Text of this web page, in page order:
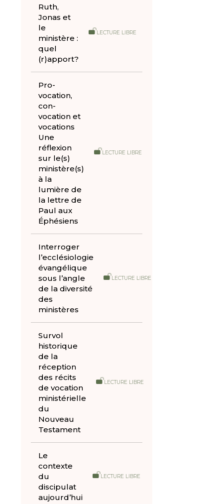
Ruth,
Jonas et
le
ministère :
quel
(r)apport?
LECTURE LIBRE
Pro-
vocation,
con-
vocation et
vocations
Une
réflexion
sur le(s)
ministère(s)
à la
lumière de
la lettre de
Paul aux
Éphésiens
LECTURE LIBRE
Interroger
l’ecclésiologie
évangélique
sous l’angle
de la diversité
des
ministères
LECTURE LIBRE
Survol
historique
de la
réception
des récits
de vocation
ministérielle
du
Nouveau
Testament
LECTURE LIBRE
Le
contexte
du
discipulat
aujourd’hui
LECTURE LIBRE